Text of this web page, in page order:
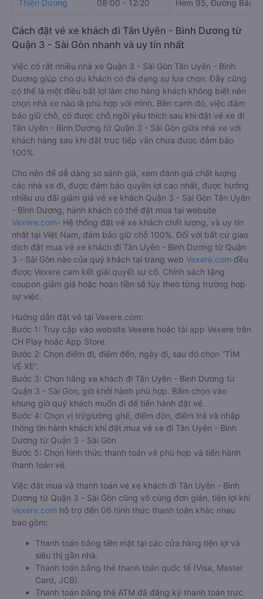
Thiện Dương 08:00 - 12:20 Hẻm 95, Đường Bắc
Cách đặt vé xe khách đi Tân Uyên - Bình Dương từ
Quận 3 - Sài Gòn nhanh và uy tín nhất
Việc có rất nhiều nhà xe Quận 3 - Sài Gòn Tân Uyên - Bình
Dương giúp cho du khách có đa dạng sự lựa chọn. Đây cũng
có thể là một điều bất lợi làm cho hàng khách không biết nên
chọn nhà xe nào là phù hợp với mình. Bên cạnh đó, việc đảm
bảo giữ chỗ, có được chỗ ngồi yêu thích sau khi đặt vé xe đi
Tân Uyên - Bình Dương từ Quận 3 - Sài Gòn giữa nhà xe với
khách hàng sau khi đặt trực tiếp vẫn chưa được đảm bảo
100%.
Cho nên để dễ dàng so sánh giá, xem đánh giá chất lượng
các nhà xe đi, được đảm bảo quyền lợi cao nhất, được hưởng
nhiều ưu đãi giảm giá vé xe khách Quận 3 - Sài Gòn Tân Uyên
- Bình Dương, hành khách có thể đặt mua tại website
Vexere.com- Hệ thống đặt vé xe khách chất lượng, và uy tín
nhất tại Việt Nam, đảm bảo giữ chỗ 100%. Đối với bất cứ giao
dịch đặt mua vé xe khách đi Tân Uyên - Bình Dương từ Quận
3 - Sài Gòn nào của quý khách tại trang web Vexere.com đều
được Vexere cam kết giải quyết sự cố. Chính sách tặng
coupon giảm giá hoặc hoàn tiền sẽ tùy theo từng trường hợp
sự việc.
Hướng dẫn đặt vé tại Vexere.com:
Bước 1: Truy cập vào website Vexere hoặc tải app Vexere trên
CH Play hoặc App Store.
Bước 2: Chọn điểm đi, điểm đến, ngày đi, sau đó chọn “TÌM
VÉ XE”.
Bước 3: Chọn hãng xe khách đi Tân Uyên - Bình Dương từ
Quận 3 - Sài Gòn, giờ khởi hành phù hợp. Bấm chọn vào
khung giờ quý khách muốn đi để tiến hành đặt vé.
Bước 4: Chọn vị trí/giường ghế, điểm đón, điểm trả và nhập
thông tin hành khách khi đặt mua vé xe đi Tân Uyên - Bình
Dương từ Quận 3 - Sài Gòn
Bước 5: Chọn hình thức thanh toán vé phù hợp và tiến hành
thanh toán vé.
Việc đặt mua và thanh toán vé xe khách đi Tân Uyên - Bình
Dương từ Quận 3 - Sài Gòn cũng vô cùng đơn giản, tiện lợi khi
Vexere.com hỗ trợ đến 06 hình thức thanh toán khác nhau
bao gồm:
Thanh toán bằng tiền mặt tại các cửa hàng tiện lợi và
siêu thị gần nhà.
Thanh toán bằng thẻ thanh toán quốc tế (Visa, Master
Card, JCB).
Thanh toán bằng thẻ ATM đã đăng ký thanh toán trực